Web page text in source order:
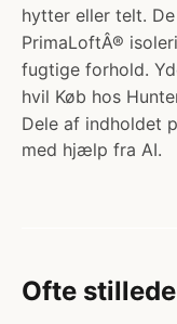
hytter eller telt.
PrimaLoftÂ®
fugtige forhold.
hvil Køb hos
Dele af indholdet
med hjælp fra AI.
Ofte